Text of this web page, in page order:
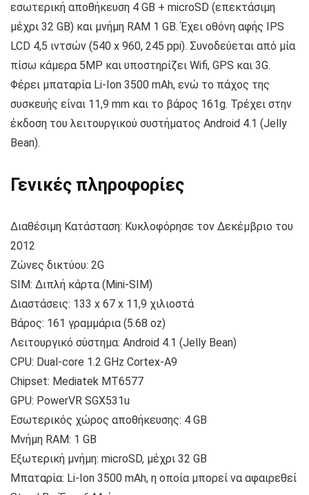
εσωτερική αποθήκευση 4 GB + microSD (επεκτάσιμη
μέχρι 32 GB) και μνήμη RAM 1 GB. Έχει οθόνη αφής IPS
LCD 4,5 ιντσών (540 x 960, 245 ppi). Συνοδεύεται από μία
πίσω κάμερα 5MP και υποστηρίζει Wifi, GPS και 3G.
Φέρει μπαταρία Li-Ion 3500 mAh, ενώ το πάχος της
συσκευής είναι 11,9 mm και το βάρος 161g. Τρέχει στην
έκδοση του λειτουργικού συστήματος Android 4.1 (Jelly
Bean).
Γενικές πληροφορίες
Διαθέσιμη Κατάσταση: Κυκλοφόρησε τον Δεκέμβριο του
2012
Ζώνες δικτύου: 2G
SIM: Διπλή κάρτα (Mini-SIM)
Διαστάσεις: 133 x 67 x 11,9 χιλιοστά
Βάρος: 161 γραμμάρια (5.68 oz)
Λειτουργικό σύστημα: Android 4.1 (Jelly Bean)
CPU: Dual-core 1.2 GHz Cortex-A9
Chipset: Mediatek MT6577
GPU: PowerVR SGX531u
Εσωτερικός χώρος αποθήκευσης: 4 GB
Μνήμη RAM: 1 GB
Εξωτερική μνήμη: microSD, μέχρι 32 GB
Μπαταρία: Li-Ion 3500 mAh, η οποία μπορεί να αφαιρεθεί